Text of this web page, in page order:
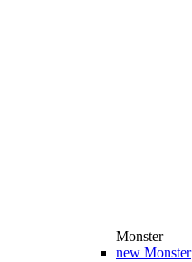
Monster
new Monster